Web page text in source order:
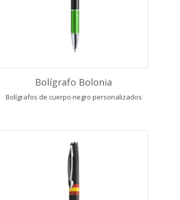
Bolígrafo Bolonia
Bolígrafos de cuerpo negro personalizados